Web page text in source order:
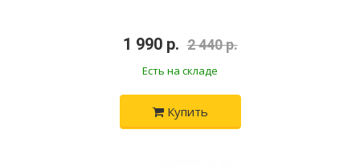
1 990 р. 2 440 р.
Есть на складе
Купить